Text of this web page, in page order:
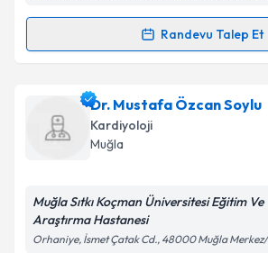
Kişisel verilerimin işlenmesine
Metni'ni okudum ve kişisel
Takvim Talebini
Randevu Talep Et
Randevu Takvimi Talebi
Dr. Cem Ulucaniçin randevu
Size bu uzmandan randevu almanız
hazırlandığında e-posta ile
Dr. Mustafa Özcan Soylu
Kardiyoloji
Muğla
Muğla Sıtkı Koçman Üniversitesi Eğitim Ve
Araştırma Hastanesi
Orhaniye, İsmet Çatak Cd., 48000 Muğla